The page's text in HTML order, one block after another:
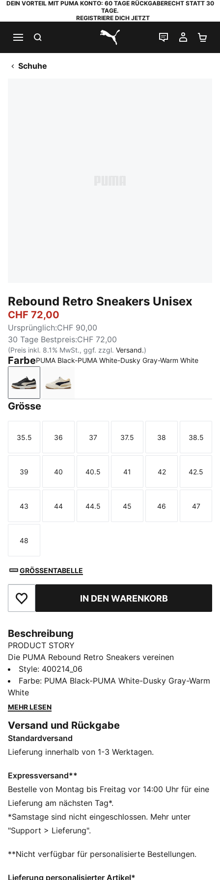
DEIN VORTEIL MIT PUMA KONTO: 60 TAGE RÜCKGABERECHT STATT 30
TAGE.
REGISTRIERE DICH JETZT
PUMA.com
LIVE-CHAT
MEIN
Schuhe
Rebound Retro Sneakers Unisex
CHF 72,00
Ursprünglich:CHF 90,00
30 Tage Bestpreis:CHF 72,00
(Preis inkl. 8.1% MwSt., ggf. zzgl. Versand.)
FarbePUMA Black-PUMA White-Dusky Gray-Warm White
PUMA Black-PUMA White-Dusky Gray-Warm White
Frosted Ivory-New Navy-Toasted Almond
Grösse
Größe
35.5
Größe
36
Größe
37
Größe
37.5
Größe
38
Größe
38.5
Größe
39
Größe
40
Größe
40.5
Größe
41
Größe
42
Größe
42.5
Größe
43
Größe
44
Größe
44.5
Größe
45
Größe
46
Größe
47
Größe
48
GRÖSSENTABELLE
Zu Favoriten hinzufügenIN DEN WARENKORB
Beschreibung
PRODUCT STORY
Die PUMA Rebound Retro Sneakers vereinen
Basketball-Tradition mit Streetwear-Vibes. Das
perforierte Synthetik-Obermaterial, die SOFTFOAM+
Einlegesohle und die SOFTRIDE-Sohle gewährleisten
rund um die Uhr überragende Dämpfung. Setze mit
unverkennbaren Retro-Flair von PUMA.
FEATURES + VORTEILE
SOFTFOAM+: Bequeme Innensohle mit Step-in-
weiche Dämpfung sorgt
SOFTRIDE: Weicher Schaumstoff für Dämpfung und
ganztägigen Komfort
DETAILS
Reguläre Breite
Synthetik
EVA-Zwischensohle
Style: 400214_06
Farbe: PUMA Black-PUMA White-Dusky Gray-Warm
White
MEHR LESEN
Versand und Rückgabe
Standardversand
Lieferung innerhalb von 1-3 Werktagen.
Expressversand**
Bestelle von Montag bis Freitag vor 14:00 Uhr für eine
Lieferung am nächsten Tag*.
*Samstage sind nicht eingeschlossen. Mehr unter
"Support > Lieferung".
**Nicht verfügbar für personalisierte Bestellungen.
Lieferung personalisierter Artikel*